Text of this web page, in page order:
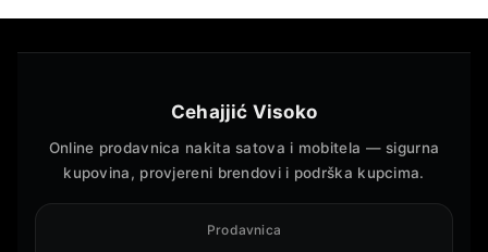
Cehajjić Visoko
Online prodavnica nakita satova i mobitela — sigurna
kupovina, provjereni brendovi i podrška kupcima.
Prodavnica